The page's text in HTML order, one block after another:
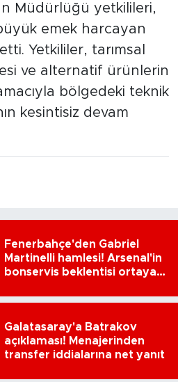
Müdürlüğü yetkilileri,
emek harcayan
Yetkililer, tarımsal
ve alternatif ürünlerin
bölgedeki teknik
kesintisiz devam
Fenerbahçe'den Gabriel
Martinelli hamlesi! Arsenal'in
bonservis beklentisi ortaya
Galatasaray'a Batrakov
açıklaması! Menajerinden
transfer iddialarına net yanıt